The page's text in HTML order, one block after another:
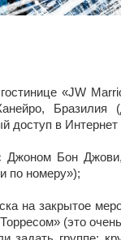
«JW
доступ в Интернет
Джоном Бон
по номеру»);
на закрытое
(это